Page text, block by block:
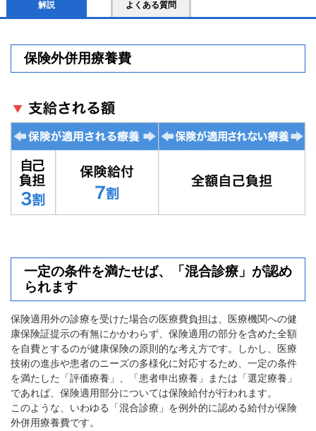
給
付
保
健
事
業
各
種
手
申
請
書
一
覧
よ
く
あ
る
解説 よくある質問
保険外併用療養費
一定の条件を満たせば、「混合診療」が認め
られます
保険適用外の診療を受けた場合の医療費負担は、医療機関への健
康保険証提示の有無にかかわらず、保険適用の部分を含めた全額
を自費とするのが健康保険の原則的な考え方です。しかし、医療
技術の進歩や患者のニーズの多様化に対応するため、一定の条件
を満たした「評価療養」、「患者申出療養」または「選定療養」
であれば、保険適用部分については保険給付が行われます。
このような、いわゆる「混合診療」を例外的に認める給付が保険
外併用療養費です。